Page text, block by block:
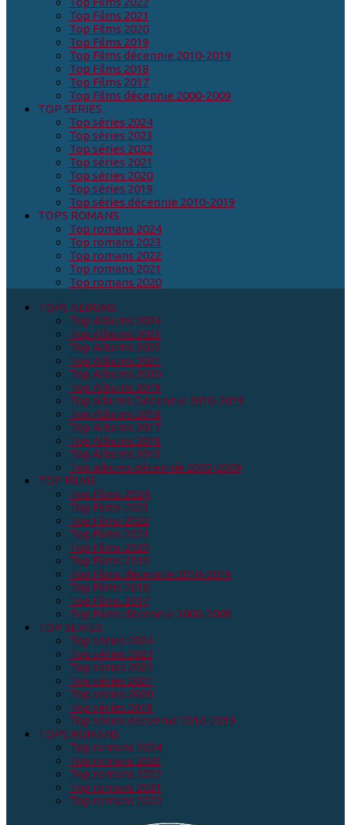
Top Films 2021
Top Films 2020
Top Films 2019
Top Films décennie 2010-2019
Top Films 2018
Top Films 2017
Top Films décennie 2000-2009
TOP SERIES
Top séries 2024
Top séries 2023
Top séries 2022
Top séries 2021
Top séries 2020
Top séries 2019
Top séries décennie 2010-2019
TOPS ROMANS
Top romans 2024
Top romans 2023
Top romans 2022
Top romans 2021
Top romans 2020
TOPS ALBUMS
Top Albums 2024
Top Albums 2023
Top Albums 2022
Top Albums 2021
Top Albums 2020
Top Albums 2019
Top albums Décennie 2010-2019
Top Albums 2018
Top Albums 2017
Top Albums 2016
Top Albums 2015
Top albums décennie 2000-2009
TOP FILMS
Top Films 2024
Top Films 2023
Top Films 2022
Top Films 2021
Top Films 2020
Top Films 2019
Top Films décennie 2010-2019
Top Films 2018
Top Films 2017
Top Films décennie 2000-2009
TOP SERIES
Top séries 2024
Top séries 2023
Top séries 2022
Top séries 2021
Top séries 2020
Top séries 2019
Top séries décennie 2010-2019
TOPS ROMANS
Top romans 2024
Top romans 2023
Top romans 2022
Top romans 2021
Top romans 2020